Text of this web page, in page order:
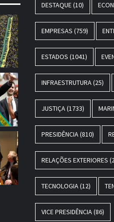
DESTAQUE(10)
EMPRESAS (759)
ESTADOS (1041)
INFRAESTRUTURA(25)
JUSTIÇA(1733)
PRESIDÊNCIA(810)
RELAÇÕES EXTERIORES
TECNOLOGIA(12)
VICE PRESIDÊNCIA(86)